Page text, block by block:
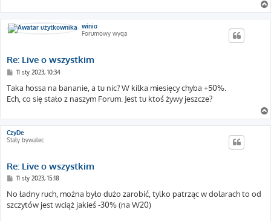
winio
Forumowy wyga
Re: Live o wszystkim
P
s
t
11 sty 2023, 10:34
Taka hossa na bananie, a tu nic? W kilka miesięcy chyba +50%.
Ech, co się stało z naszym Forum. Jest tu ktoś żywy jeszcze?
CzyDe
Stały bywalec
Re: Live o wszystkim
P
s
11 sty 2023, 15:18
No ładny ruch, można było dużo zarobić, tylko patrząc w dolarach to od
szczytów jest wciąż jakieś -30% (na W20)